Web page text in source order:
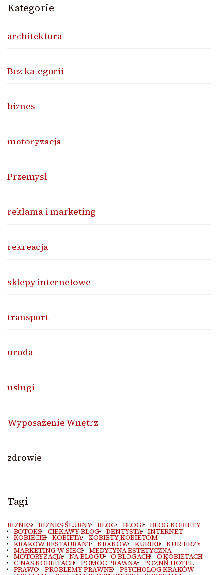
Kategorie
architektura
Bez kategorii
biznes
motoryzacja
Przemysł
reklama i marketing
rekreacja
sklepy internetowe
transport
uroda
usługi
Wyposażenie Wnętrz
zdrowie
Tagi
BIZNES BIZNES ŚLUBNY BLOG BLOGI BLOG KOBIETY
BOTOKS CIEKAWY BLOG DENTYSTA INTERNET
KOBIECIE KOBIETA KOBIETY KOBIETOM
KRAKOW RESTAURANT KRAKÓW KURIER KURIERZY
MARKETING W SIECI MEDYCYNA ESTETYCZNA
MOTORYZACJA NA BLOGU O BLOGACH O KOBIETACH
O NAS KOBIETACH POMOC PRAWNA POZNŃ HOTEL
PRAWO PROBLEMY PRAWNE PSYCHOLOG KRAKÓW